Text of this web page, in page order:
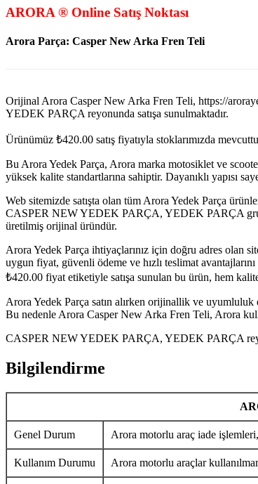
ARORA ® Online Satış Noktası
Arora Parça: Casper New Arka Fren Teli
Orijinal Arora Casper New Arka Fren Teli, https://
YEDEK PARÇA reyonunda satışa sunulmaktadır.
Ürünümüz ₺420.00 satış fiyatıyla stoklarımızda
Bu Arora Yedek Parça, Arora marka motosiklet ve
yüksek kalite standartlarına sahiptir. Dayanıklı yapısı
Web sitemizde satışta olan tüm Arora Yedek Parça
CASPER NEW YEDEK PARÇA, YEDEK PARÇA
üretilmiş orijinal üründür.
Arora Yedek Parça ihtiyaçlarınız için doğru adres olan
uygun fiyat, güvenli ödeme ve hızlı teslimat
₺420.00 fiyat etiketiyle satışa sunulan bu ürün, hem
Arora Yedek Parça satın alırken orijinallik ve
Bu nedenle Arora Casper New Arka Fren Teli, Arora
CASPER NEW YEDEK PARÇA, YEDEK PARÇA
Bilgilendirme
Genel Durum Arora motorlu araç iade
Kullanım Durumu Arora motorlu araçlar